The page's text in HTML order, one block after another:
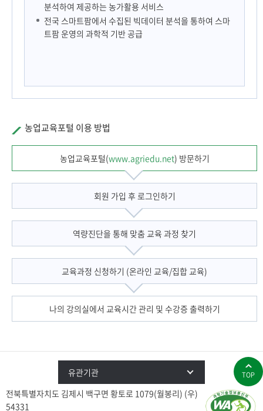
분석하여 제공하는 농가활용 서비스
전국 스마트팜에서 수집된 빅데이터 분석을 통하여 스마
트팜 운영의 과학적 기반 공급
농업교육포털 이용 방법
농업교육포털(www.agriedu.net) 방문하기
회원 가입 후 로그인하기
역량진단을 통해 맞춤 교육 과정 찾기
교육과정 신청하기 (온라인 교육/집합 교육)
나의 강의실에서 교육시간 관리 및 수강증 출력하기
TOP
유관기관
전북특별자치도 김제시 백구면 황토로 1079(월봉리) (우)
54331